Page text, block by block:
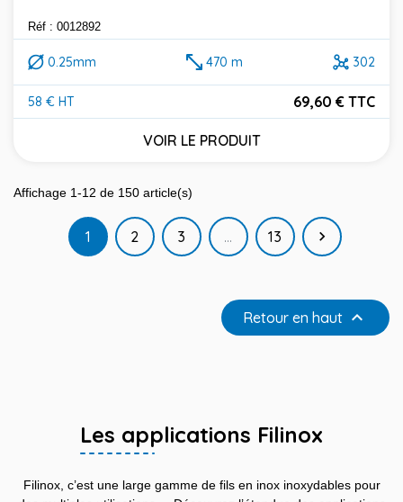
Réf : 0012892
0.25mm 470 m 302
58 € HT
Prix
69,60 € TTC
VOIR LE PRODUIT
Affichage 1-12 de 150 article(s)
1 2 3 … 13 Suivant

Retour en haut 
Les applications Filinox
Filinox, c’est une large gamme de fils en inox inoxydables pour